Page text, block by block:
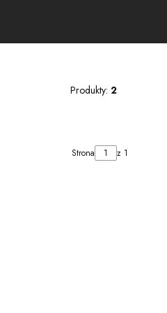
Produkty: 2
Strona z 1